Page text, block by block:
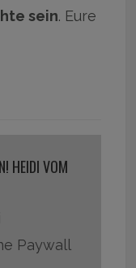
sein. Eure
HEIDI VOM
Paywall